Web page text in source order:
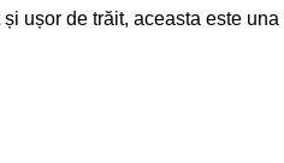
ușor de trăit, aceasta este